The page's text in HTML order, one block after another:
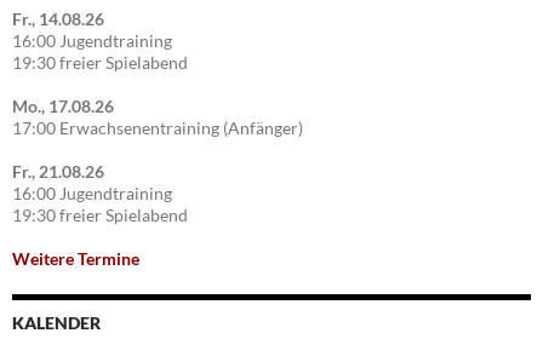
Fr., 14.08.26
16:00 Jugendtraining
19:30 freier Spielabend
Mo., 17.08.26
17:00 Erwachsenentraining (Anfänger)
Fr., 21.08.26
16:00 Jugendtraining
19:30 freier Spielabend
Weitere Termine
KALENDER